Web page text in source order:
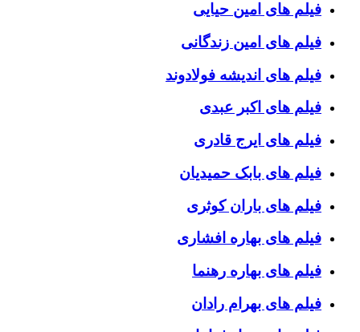
فیلم های امین حیایی
فیلم های امین زندگانی
فیلم های اندیشه فولادوند
فیلم های اکبر عبدی
فیلم های ایرج قادری
فیلم های بابک حمیدیان
فیلم های باران کوثری
فیلم های بهاره افشاری
فیلم های بهاره رهنما
فیلم های بهرام رادان